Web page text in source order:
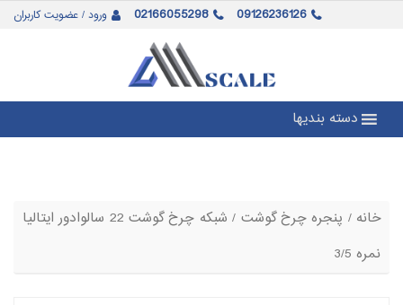
ورود / عضویت کاربران 02166055298 09126236126
دسته بندیها
خانه / پنجره چرخ گوشت
/ شبکه چرخ گوشت 22 سالوادور ایتالیا
نمره 3/5